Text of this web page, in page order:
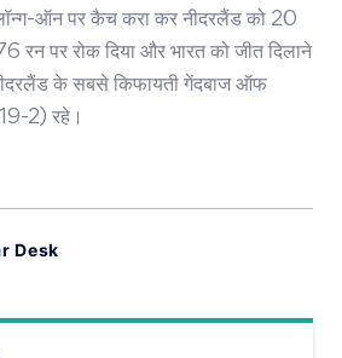
ऑन पर कैच करा कर नीदरलैंड को 20
रन पर रोक दिया और भारत को जीत दिलाने
के सबसे किफायती गेंदबाज ऑफ
2) रहे।
Desk